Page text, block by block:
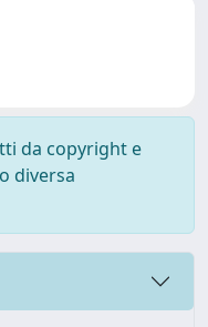
da copyright e
diversa